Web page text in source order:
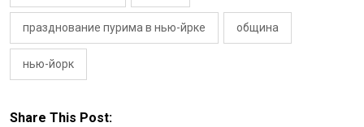
празднование пурима в нью-йрке община
нью-йорк
Share This Post: